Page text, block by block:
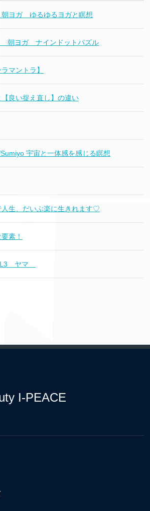
ヨガ ゆるゆるヨガと瞑想
朝ヨガ ナインドットパズル
マントラ】
【良い捉え直し】の違い
宇宙と一体感を感じる瞑想
生、だいぶ楽に生きれます♡
素！
ヤマ
I-PEACE